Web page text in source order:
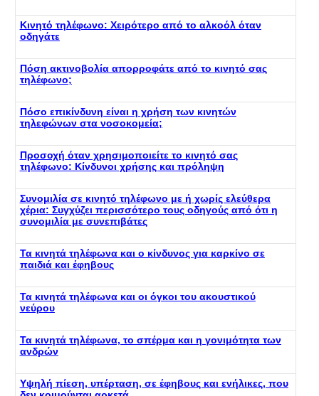
Κινητό τηλέφωνο: Χειρότερο από το αλκοόλ όταν
οδηγάτε
Πόση ακτινοβολία απορροφάτε από το κινητό σας
τηλέφωνο;
Πόσο επικίνδυνη είναι η χρήση των κινητών
τηλεφώνων στα νοσοκομεία;
Προσοχή όταν χρησιμοποιείτε το κινητό σας
τηλέφωνο: Κίνδυνοι χρήσης και πρόληψη
Συνομιλία σε κινητό τηλέφωνο με ή χωρίς ελεύθερα
χέρια: Συγχύζει περισσότερο τους οδηγούς από ότι η
συνομιλία με συνεπιβάτες
Τα κινητά τηλέφωνα και ο κίνδυνος για καρκίνο σε
παιδιά και έφηβους
Τα κινητά τηλέφωνα και οι όγκοι του ακουστικού
νεύρου
Τα κινητά τηλέφωνα, το σπέρμα και η γονιμότητα των
ανδρών
Υψηλή πίεση, υπέρταση, σε έφηβους και ενήλικες, που